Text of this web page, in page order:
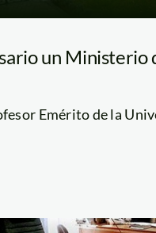
un
Emérito de la